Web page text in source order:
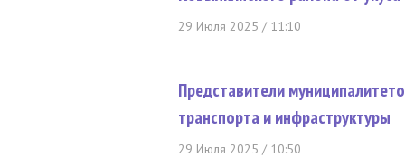
29 Июля 2025 / 11:10
Представители
транспорта и инфраструктуры
29 Июля 2025 / 10:50